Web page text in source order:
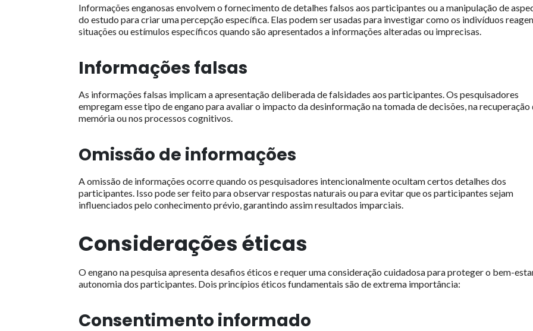
Informações enganosas envolvem o fornecimento de detalhes falsos aos participantes ou a manipulação de
do estudo para criar uma percepção específica. Elas podem ser usadas para investigar como os indivíduos
situações ou estímulos específicos quando são apresentados a informações alteradas ou imprecisas.
Informações falsas
As informações falsas implicam a apresentação deliberada de falsidades aos participantes. Os pesquisadores
empregam esse tipo de engano para avaliar o impacto da desinformação na tomada de decisões, na recuperação
memória ou nos processos cognitivos.
Omissão de informações
A omissão de informações ocorre quando os pesquisadores intencionalmente ocultam certos detalhes dos
participantes. Isso pode ser feito para observar respostas naturais ou para evitar que os participantes sejam
influenciados pelo conhecimento prévio, garantindo assim resultados imparciais.
Considerações éticas
O engano na pesquisa apresenta desafios éticos e requer uma consideração cuidadosa para proteger o bem-
autonomia dos participantes. Dois princípios éticos fundamentais são de extrema importância:
Consentimento informado